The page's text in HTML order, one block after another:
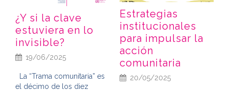
¿Y si la clave
estuviera en lo
invisible?
19/06/2025
La “Trama comunitaria” es
el décimo de los diez
Estrategias
institucionales
para impulsar la
acción
comunitaria
20/05/2025